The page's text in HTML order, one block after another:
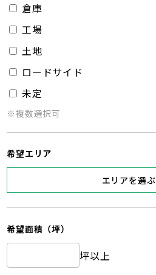
倉庫
工場
土地
ロードサイド
未定
※複数選択可
希望エリア
エリアを選ぶ
希望面積（坪）
坪以上